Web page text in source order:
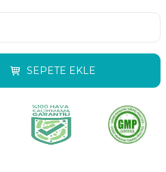
SEPETE EKLE